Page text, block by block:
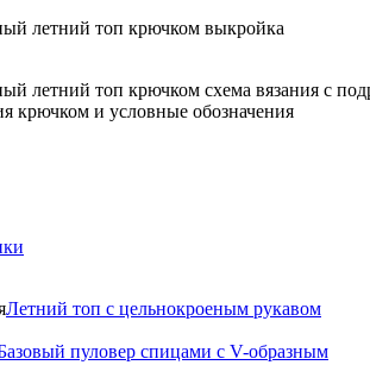
крючком и условные обозначения
Летний топ с цельнокроеным рукавом
пуловер спицами c V-образным